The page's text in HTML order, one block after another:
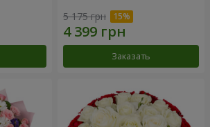
5 175 грн
Заказать